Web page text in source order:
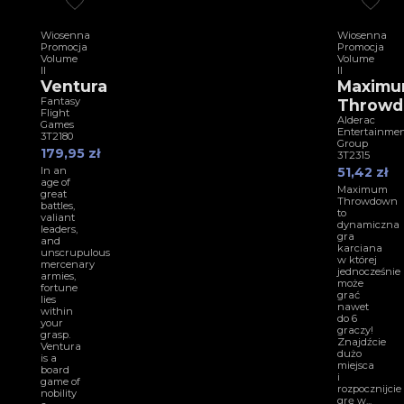
Wiosenna
Promocja
Volume
II
Ventura
Fantasy
Flight
Games
3T2180
179,95 zł
In an
age of
great
battles,
valiant
leaders,
and
unscrupulous
mercenary
armies,
fortune
lies
within
your
grasp.
Ventura
is a
board
game of
nobility
Wiosenna
Promocja
Volume
II
Alderac
Group
3T2315
51,42 zł
Maximum
Throwdown
to
dynamiczna
gra
karciana
w której
jednocześnie
może
grać
nawet
do 6
graczy!
Znajdźcie
dużo
miejsca
i
rozpocznijcie
grę w...